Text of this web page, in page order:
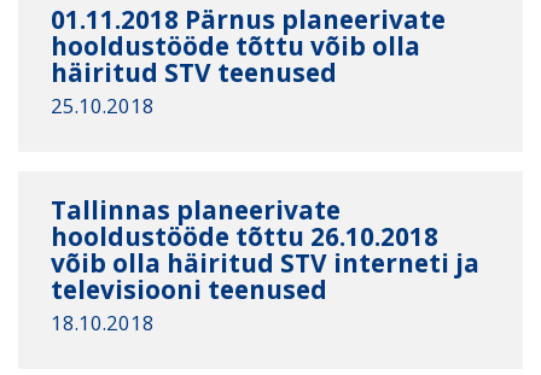
01.11.2018 Pärnus planeerivate
hooldustööde tõttu võib olla
häiritud STV teenused
25.10.2018
Tallinnas planeerivate
hooldustööde tõttu 26.10.2018
võib olla häiritud STV interneti ja
televisiooni teenused
18.10.2018